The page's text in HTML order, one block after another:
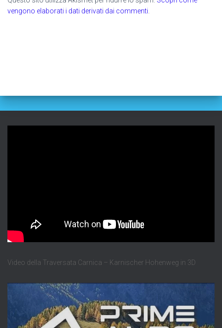
vengono elaborati i dati derivati dai commenti
Video della Traversata Carnica – Karnischer Hohenweg in 3D